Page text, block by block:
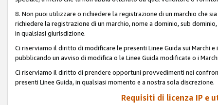
8. Non puoi utilizzare o richiedere la registrazione di un marchio che
richiedere la registrazione di un marchio, nome a dominio, sub
in qualsiasi giurisdizione.
Ci riserviamo il diritto di modificare le presenti Linee Guida sui Marchi
pubblicando un avviso di modifica o le Linee Guida modificate o i
Ci riserviamo il diritto di prendere opportuni provvedimenti nei
presenti Linee Guida, in qualsiasi momento e a nostra sola discrezione.
Requisiti di licenza IP e